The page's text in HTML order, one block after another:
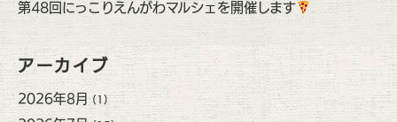
第48回にっこりえんがわマルシェを開催します
アーカイブ
2026年8月 (1)